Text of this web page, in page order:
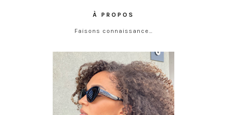
À PROPOS
Faisons connaissance…